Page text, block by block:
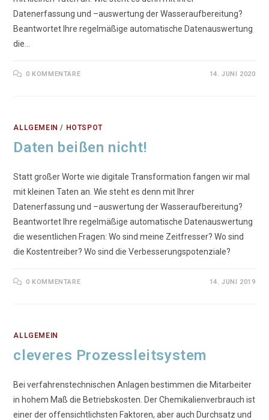
Datenerfassung und –auswertung der Wasseraufbereitung?
Beantwortet Ihre regelmäßige automatische Datenauswertung
die…
0 KOMMENTARE 14. JUNI 2020
ALLGEMEIN / HOTSPOT
Daten beißen nicht!
Statt großer Worte wie digitale Transformation fangen wir mal
mit kleinen Taten an. Wie steht es denn mit Ihrer
Datenerfassung und –auswertung der Wasseraufbereitung?
Beantwortet Ihre regelmäßige automatische Datenauswertung
die wesentlichen Fragen: Wo sind meine Zeitfresser? Wo sind
die Kostentreiber? Wo sind die Verbesserungspotenziale?
0 KOMMENTARE 14. JUNI 2019
ALLGEMEIN
cleveres Prozessleitsystem
Bei verfahrenstechnischen Anlagen bestimmen die Mitarbeiter
in hohem Maß die Betriebskosten. Der Chemikalienverbrauch ist
einer der offensichtlichsten Faktoren, aber auch Durchsatz und